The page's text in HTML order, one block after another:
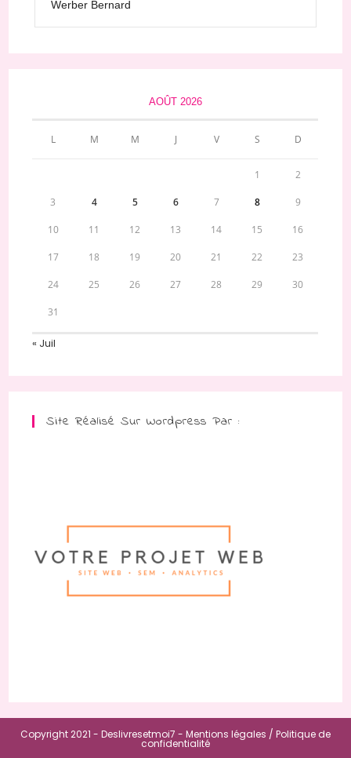
Werber Bernard
AOÛT 2026
L M M J V S D
1 2
3 4 5 6 7 8 9
10 11 12 13 14 15 16
17 18 19 20 21 22 23
24 25 26 27 28 29 30
31
« Juil
Site Réalisé Sur Wordpress Par :
Copyright 2021 - Deslivresetmoi7 - Mentions légales / Politique de
confidentialité